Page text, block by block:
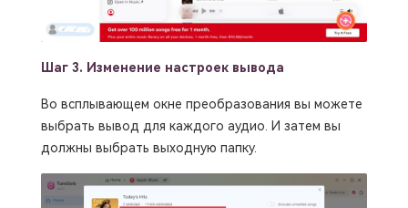
Шаг 3. Изменение настроек вывода
Во всплывающем окне преобразования вы можете
выбрать вывод для каждого аудио. И затем вы
должны выбрать выходную папку.